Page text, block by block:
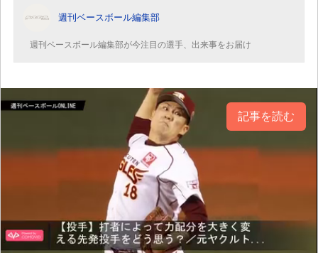
週刊ベースボール編集部
週刊ベースボール編集部が今注目の選手、出来事をお届け
記事を読む